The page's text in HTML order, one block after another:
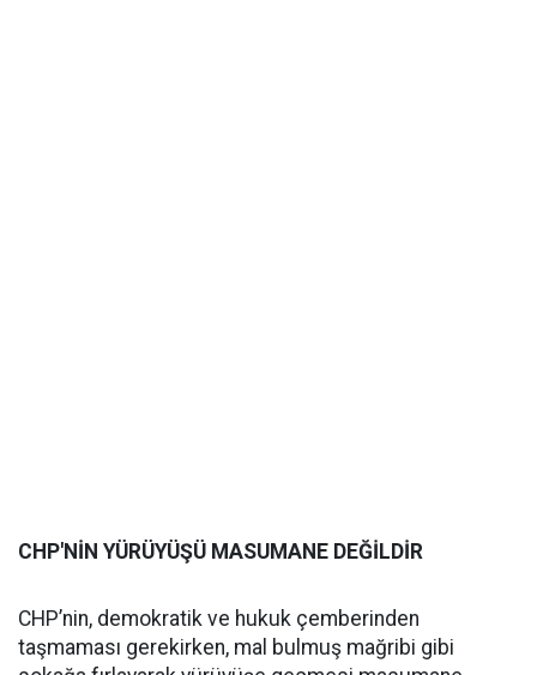
CHP'NİN YÜRÜYÜŞÜ MASUMANE DEĞİLDİR
CHP’nin, demokratik ve hukuk çemberinden
taşmaması gerekirken, mal bulmuş mağribi gibi